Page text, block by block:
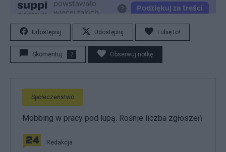
Udostępnij Udostępnij Lubię to!
Skomentuj 2 Obserwuj notkę
Społeczeństwo
Mobbing w pracy pod lupą. Rośnie liczba zgłoszeń
Redakcja